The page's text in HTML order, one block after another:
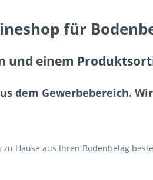
für
und einem
dem Gewerbebereich.
Hause aus Ihren Bodenbelag